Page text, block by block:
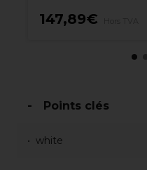
147,89€
Points clés
white